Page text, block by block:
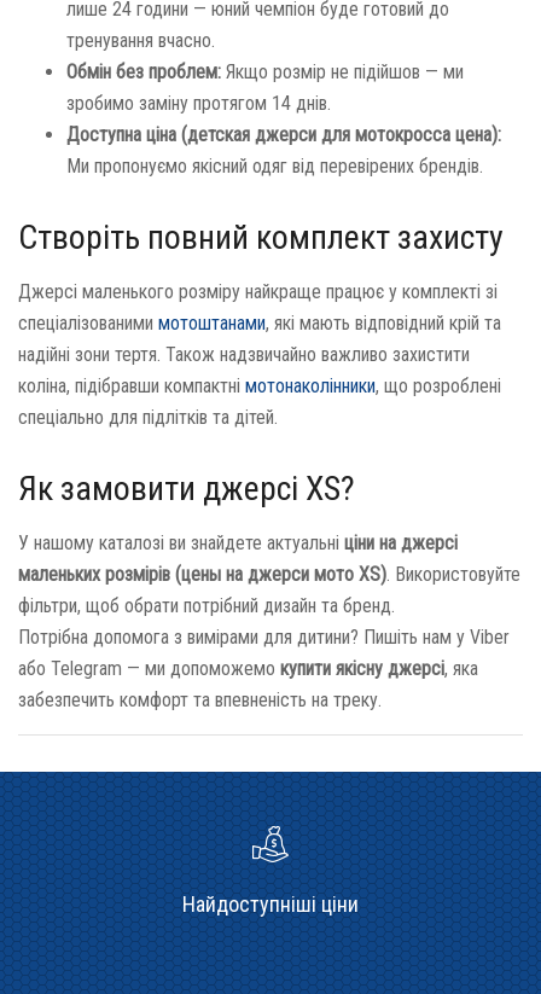
лише 24 години — юний чемпіон буде готовий до
тренування вчасно.
Обмін без проблем: Якщо розмір не підійшов — ми
зробимо заміну протягом 14 днів.
Доступна ціна (детская джерси для мотокросса цена):
Ми пропонуємо якісний одяг від перевірених брендів.
Створіть повний комплект захисту
Джерсі маленького розміру найкраще працює у комплекті зі
спеціалізованими мотоштанами, які мають відповідний крій та
надійні зони тертя. Також надзвичайно важливо захистити
коліна, підібравши компактні мотонаколінники, що розроблені
спеціально для підлітків та дітей.
Як замовити джерсі XS?
У нашому каталозі ви знайдете актуальні ціни на джерсі
маленьких розмірів (цены на джерси мото XS). Використовуйте
фільтри, щоб обрати потрібний дизайн та бренд.
Потрібна допомога з вимірами для дитини? Пишіть нам у Viber
або Telegram — ми допоможемо купити якісну джерсі, яка
забезпечить комфорт та впевненість на треку.
Найдоступніші ціни